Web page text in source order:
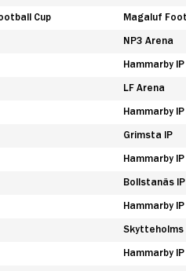
Cup Magaluf
NP3 Arena
Hammarby IP
LF Arena
Hammarby IP
Grimsta IP
Hammarby IP
Bollstanäs IP
Hammarby IP
Skytteholms
Hammarby IP